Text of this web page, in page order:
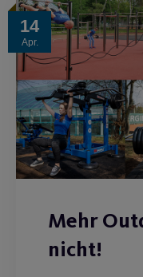
14
Apr.
Mehr
nicht!